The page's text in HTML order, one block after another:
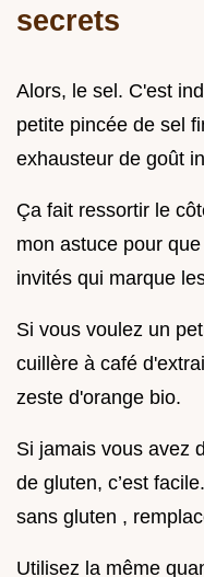
secrets
Alors, le sel. C'est
petite pincée de sel
exhausteur de goût
Ça fait ressortir le
mon astuce pour
invités qui marque
Si vous voulez un
cuillère à café
zeste d'orange bio.
Si jamais vous avez
de gluten, c’est
sans gluten ,
Utilisez la même